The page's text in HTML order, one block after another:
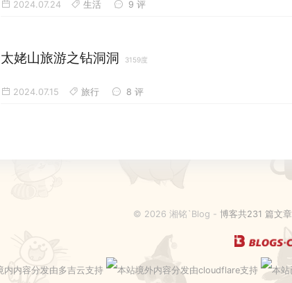
2024.07.24 生活 9 评
太姥山旅游之钻洞洞 3159度
2024.07.15 旅行 8 评
© 2026 湘铭`Blog - 博客共231 篇文章